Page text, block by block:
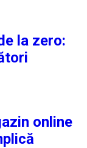
la zero:
online